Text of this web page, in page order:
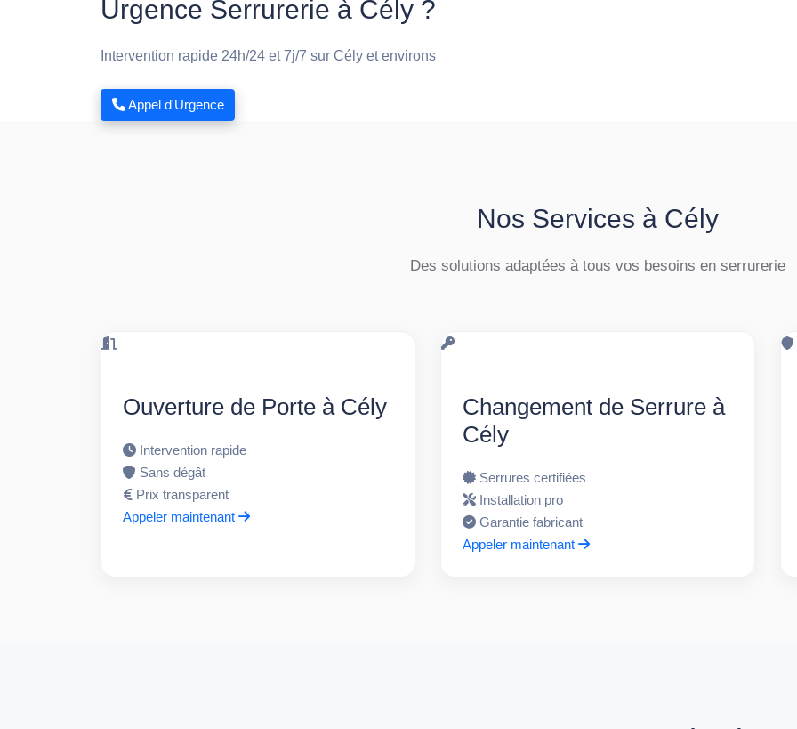
Urgence Serrurerie à Cély ?
Intervention rapide 24h/24 et 7j/7 sur Cély et environs
Appel d'Urgence
Nos Services à Cély
Des solutions adaptées à tous vos besoins en serrurerie
Ouverture de Porte à Cély
Intervention rapide
Sans dégât
Prix transparent
Appeler maintenant
Changement de Serrure à
Cély
Serrures certifiées
Installation pro
Garantie fabricant
Appeler maintenant